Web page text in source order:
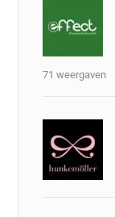
71 weergaven